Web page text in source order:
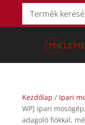
Kezdőlap / Ipari
WP] Ipari
adagoló fiókkal,